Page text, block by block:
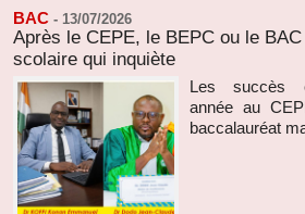
BAC - 13/07/2026
Après le CEPE, le BEPC ou le
scolaire qui inquiète
Les succès
année au
baccalauréat